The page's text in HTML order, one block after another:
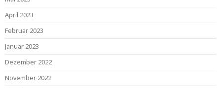
April 2023
Februar 2023
Januar 2023
Dezember 2022
November 2022